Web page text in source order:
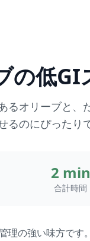
の低GI
オリーブと、
のにぴったりで
2 min
合計時間
理の強い味方で